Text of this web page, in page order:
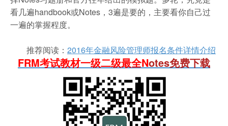
看几遍handbook或Notes，3遍是要的，主要看你自己过
一遍的掌握程度。
推荐阅读： 2016年金融风险管理师报名条件详情介绍
FRM考试教材一级二级最全Notes免费下载